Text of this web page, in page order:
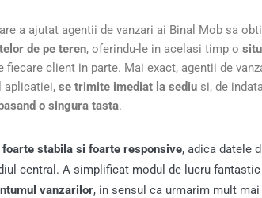
a ajutat agentii de vanzari ai Binal Mob sa
de pe teren, oferindu-le in acelasi timp o
fiecare client in parte. Mai exact, agentii de
aplicatiei, se trimite imediat la sediu si, de
o singura tasta.
stabila si foarte responsive, adica datele
central. A simplificat modul de lucru
vanzarilor, in sensul ca urmarim mult